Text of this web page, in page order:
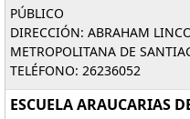
PÚBLICO
DIRECCIÓN: ABRAHAM
METROPOLITANA DE
TELÉFONO: 26236052
ESCUELA ARAUCARIAS